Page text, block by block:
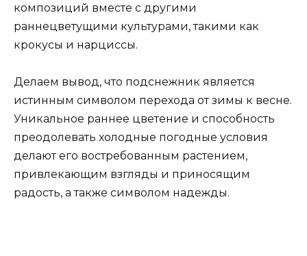
композиций вместе с другими
раннецветущими культурами, такими как
крокусы и нарциссы.
Делаем вывод, что подснежник является
истинным символом перехода от зимы к весне.
Уникальное раннее цветение и способность
преодолевать холодные погодные условия
делают его востребованным растением,
привлекающим взгляды и приносящим
радость, а также символом надежды.